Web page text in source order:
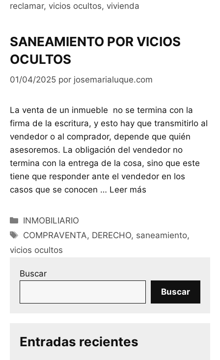
reclamar, vicios ocultos, vivienda
SANEAMIENTO POR VICIOS
OCULTOS
01/04/2025 por josemarialuque.com
La venta de un inmueble no se termina con la
firma de la escritura, y esto hay que transmitirlo al
vendedor o al comprador, depende que quién
asesoremos. La obligación del vendedor no
termina con la entrega de la cosa, sino que este
tiene que responder ante el vendedor en los
casos que se conocen … Leer más
Categorías
INMOBILIARIO
Etiquetas
COMPRAVENTA, DERECHO, saneamiento,
vicios ocultos
Buscar
Buscar
Entradas recientes